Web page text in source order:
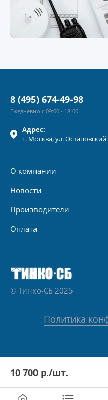
10 700 р./шт.
Адрес:
г. Москва, ул.Остаповский
О компании
Новости
Производители
Оплата
8 (495) 674-49-98
Ежедневно с 09:00 - 18:00
© Тинко-СБ 2025
Политика